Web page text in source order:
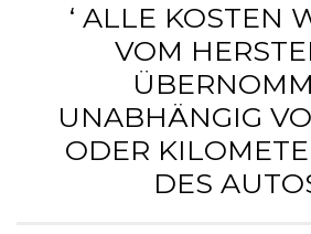
‘ ALLE KOSTEN
VOM
UNABHÄNGIG
ODER
DES